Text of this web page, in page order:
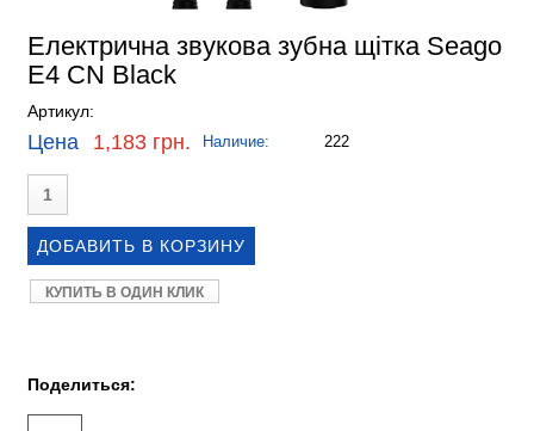
Електрична звукова зубна щітка Seago
E4 CN Black
Артикул:
Цена 1,183 грн. Наличие: 222
КУПИТЬ В ОДИН КЛИК
Поделиться: